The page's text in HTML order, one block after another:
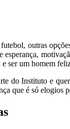
outras
e ser um homem
do Instituto e
que é só